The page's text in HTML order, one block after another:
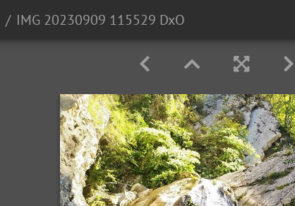
IMG 20230909 115529 DxO